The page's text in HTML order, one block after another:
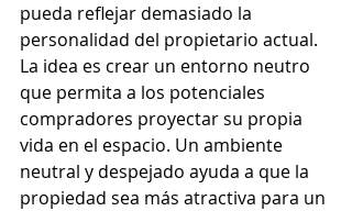
pueda reflejar demasiado la
personalidad del propietario actual.
La idea es crear un entorno neutro
que permita a los potenciales
compradores proyectar su propia
vida en el espacio. Un ambiente
neutral y despejado ayuda a que la
propiedad sea más atractiva para un